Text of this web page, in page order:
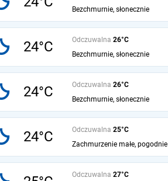
Bezchmurnie, słonecznie
24°C Odczuwalna 26°C
Bezchmurnie, słonecznie
24°C Odczuwalna 26°C
Bezchmurnie, słonecznie
24°C Odczuwalna 25°C
Zachmurzenie małe, pogodnie
Odczuwalna 27°C